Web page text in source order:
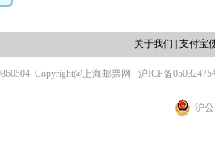
关于我们 支付宝
Copyright@上海邮票网 沪ICP备05032475
沪公